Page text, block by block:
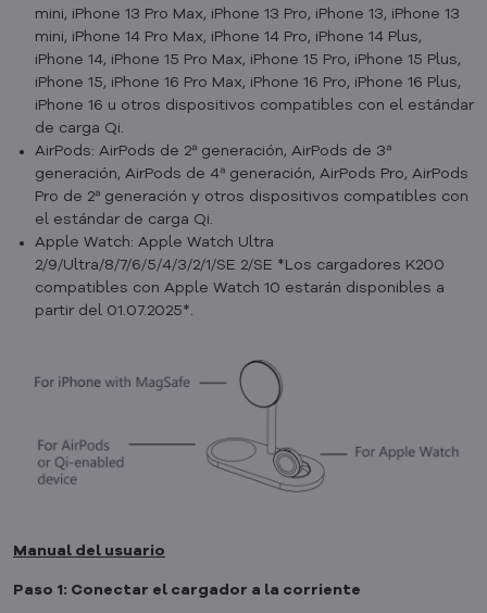
mini, iPhone 13 Pro Max, iPhone 13 Pro, iPhone 13, iPhone 13
mini, iPhone 14 Pro Max, iPhone 14 Pro, iPhone 14 Plus,
iPhone 14, iPhone 15 Pro Max, iPhone 15 Pro, iPhone 15 Plus,
iPhone 15, iPhone 16 Pro Max, iPhone 16 Pro, iPhone 16 Plus,
iPhone 16 u otros dispositivos compatibles con el estándar
de carga Qi.
AirPods: AirPods de 2ª generación, AirPods de 3ª
generación, AirPods de 4ª generación, AirPods Pro, AirPods
Pro de 2ª generación y otros dispositivos compatibles con
el estándar de carga Qi.
Apple Watch: Apple Watch Ultra
2/9/Ultra/8/7/6/5/4/3/2/1/SE 2/SE *Los cargadores K200
compatibles con Apple Watch 10 estarán disponibles a
partir del 01.07.2025*.
Manual del usuario
Paso 1: Conectar el cargador a la corriente